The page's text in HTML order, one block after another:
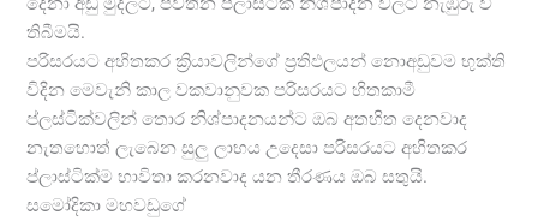
තිබීමයි.
පරිසරයට අහිතකර ක්‍රියාවලින්ගේ ප්‍රතිඵලයන් නොඅඩුවම භුක්ති
විදින මෙවැනි කාල වකවානුවක පරිසරයට හිතකාමී
ප්ලස්ටික්වලින් තොර නිශ්පාදනයන්ට ඔබ අතහිත දෙනවාද
නැතහොත් ලැබෙන සුලු ලාභය උදෙසා පරිසරයට අහිතකර
ප්ලාස්ටික්ම භාවිතා කරනවාද යන තීරණය ඔබ සතුයි.
සමෝදිකා මහවඩුගේ